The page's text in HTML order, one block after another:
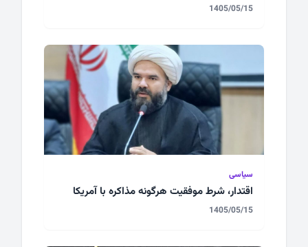
1405/05/15
سیاسی
اقتدار، شرط موفقیت هرگونه مذاکره با آمریکا
1405/05/15